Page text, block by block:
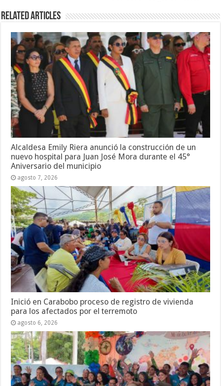
Related Articles
Alcaldesa Emily Riera anunció la construcción de un
nuevo hospital para Juan José Mora durante el 45°
Aniversario del municipio
agosto 7, 2026
Inició en Carabobo proceso de registro de vivienda
para los afectados por el terremoto
agosto 6, 2026